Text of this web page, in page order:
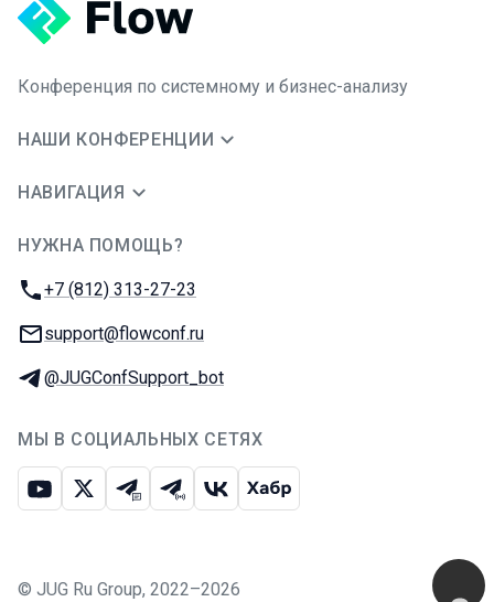
Конференция по системному и бизнес-анализу
НАШИ КОНФЕРЕНЦИИ
НАВИГАЦИЯ
НУЖНА ПОМОЩЬ?
Телефон:
+7 (812) 313-27-23
E-mail:
support@flowconf.ru
Телеграм:
@JUGConfSupport_bot
МЫ В СОЦИАЛЬНЫХ СЕТЯХ
ЮтубИкс Телеграм-чат
Телеграм-канал
ВКонтакте
Хабр
© JUG Ru Group, 2022–2026